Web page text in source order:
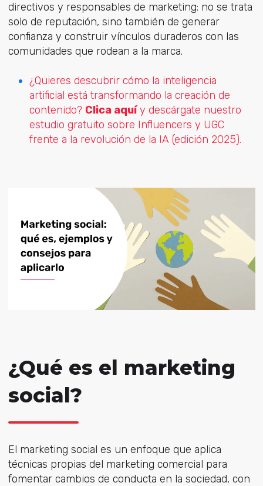
directivos y responsables de marketing: no se trata
solo de reputación, sino también de generar
confianza y construir vínculos duraderos con las
comunidades que rodean a la marca.
¿Quieres descubrir cómo la inteligencia
artificial está transformando la creación de
contenido? Clica aquíy descárgate nuestro
estudio gratuito sobre Influencers y UGC
frente a la revolución de la IA (edición 2025).
¿Qué es el marketing
social?
El marketing social es un enfoque que aplica
técnicas propias del marketing comercial para
fomentar cambios de conducta en la sociedad, con